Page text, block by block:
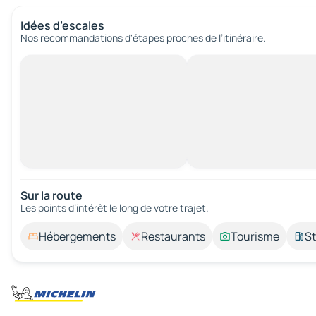
Idées d’escales
Nos recommandations d'étapes proches de l’itinéraire.
Sur la route
Les points d’intérêt le long de votre trajet.
Hébergements Restaurants Tourisme